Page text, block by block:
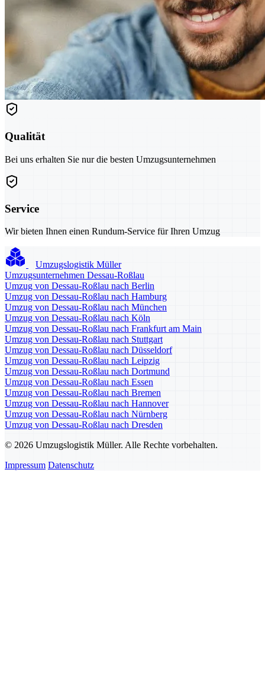
Qualität
Bei uns erhalten Sie nur die besten Umzugsunternehmen
Service
Wir bieten Ihnen einen Rundum-Service für Ihren Umzug
Umzugslogistik Müller
Umzugsunternehmen Dessau-Roßlau
Umzug von Dessau-Roßlau nach Berlin
Umzug von Dessau-Roßlau nach Hamburg
Umzug von Dessau-Roßlau nach München
Umzug von Dessau-Roßlau nach Köln
Umzug von Dessau-Roßlau nach Frankfurt am Main
Umzug von Dessau-Roßlau nach Stuttgart
Umzug von Dessau-Roßlau nach Düsseldorf
Umzug von Dessau-Roßlau nach Leipzig
Umzug von Dessau-Roßlau nach Dortmund
Umzug von Dessau-Roßlau nach Essen
Umzug von Dessau-Roßlau nach Bremen
Umzug von Dessau-Roßlau nach Hannover
Umzug von Dessau-Roßlau nach Nürnberg
Umzug von Dessau-Roßlau nach Dresden
© 2026 Umzugslogistik Müller. Alle Rechte vorbehalten.
Impressum Datenschutz